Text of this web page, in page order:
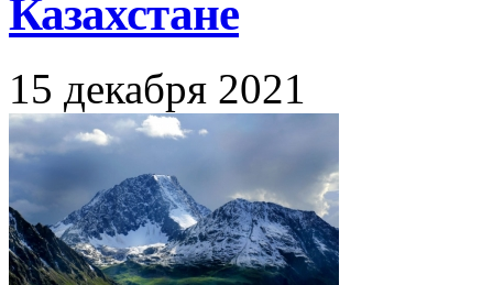
Казахстане
15 декабря 2021